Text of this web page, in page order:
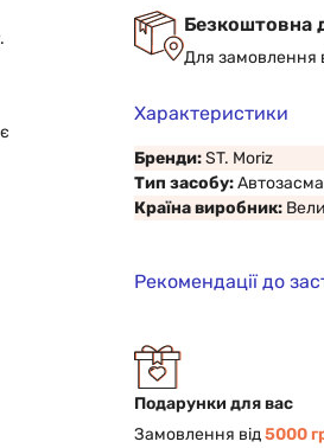
Безкоштовна
Для замовлення
Характеристики
Бренди:ST. Moriz
Тип засобу:
Країна виробник:
Рекомендації до
Подарунки для вас
Замовлення від5000